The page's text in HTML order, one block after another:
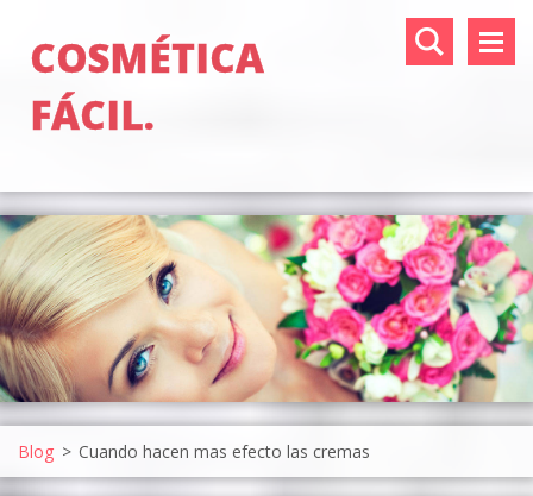
COSMÉTICA
FÁCIL.
Blog > Cuando hacen mas efecto las cremas